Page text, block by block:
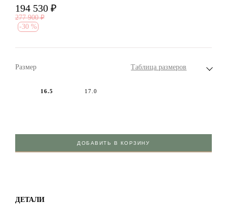
194 530 ₽
277 900 ₽
-30 %
Размер Таблица размеров
16.5 17.0
ДОБАВИТЬ В КОРЗИНУ
ДЕТАЛИ